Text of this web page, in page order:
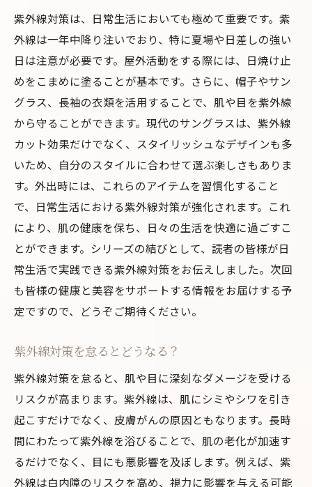
紫外線防止効果を高める新技術
プロフェッショナルによる紫外線対策アド
バイス
未来の紫外線対策：進化する技術
紫外線対策のトレンドとその背景
紫外線対策は、日常生活においても極めて重要です。紫
外線は一年中降り注いでおり、特に夏場や日差しの強い
日は注意が必要です。屋外活動をする際には、日焼け止
めをこまめに塗ることが基本です。さらに、帽子やサン
グラス、長袖の衣類を活用することで、肌や目を紫外線
から守ることができます。現代のサングラスは、紫外線
カット効果だけでなく、スタイリッシュなデザインも多
いため、自分のスタイルに合わせて選ぶ楽しさもありま
す。外出時には、これらのアイテムを習慣化すること
で、日常生活における紫外線対策が強化されます。これ
により、肌の健康を保ち、日々の生活を快適に過ごすこ
とができます。シリーズの結びとして、読者の皆様が日
常生活で実践できる紫外線対策をお伝えしました。次回
も皆様の健康と美容をサポートする情報をお届けする予
定ですので、どうぞご期待ください。
紫外線対策を怠るとどうなる？
紫外線対策を怠ると、肌や目に深刻なダメージを受ける
リスクが高まります。紫外線は、肌にシミやシワを引き
起こすだけでなく、皮膚がんの原因ともなります。長時
間にわたって紫外線を浴びることで、肌の老化が加速す
るだけでなく、目にも悪影響を及ぼします。例えば、紫
外線は白内障のリスクを高め、視力に影響を与える可能